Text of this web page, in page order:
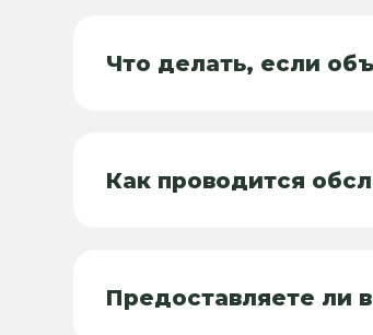
Что делать, если
Как проводится
Предоставляете ли